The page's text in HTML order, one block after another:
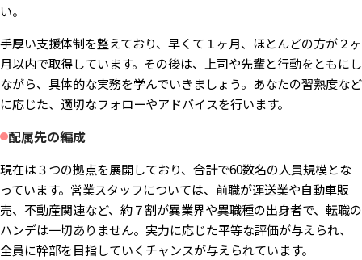
い。
手厚い支援体制を整えており、早くて１ヶ月、ほとんどの方が２ヶ
月以内で取得しています。その後は、上司や先輩と行動をともにし
ながら、具体的な実務を学んでいきましょう。あなたの習熟度など
に応じた、適切なフォローやアドバイスを行います。
配属先の編成
現在は３つの拠点を展開しており、合計で60数名の人員規模とな
っています。営業スタッフについては、前職が運送業や自動車販
売、不動産関連など、約７割が異業界や異職種の出身者で、転職の
ハンデは一切ありません。実力に応じた平等な評価が与えられ、
全員に幹部を目指していくチャンスが与えられています。